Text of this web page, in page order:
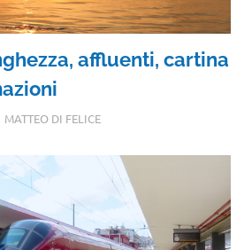
affluenti, cartina
MATTEO DI FELICE